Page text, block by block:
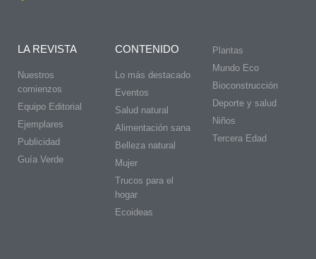
LA REVISTA
Nuestros
comienzos
Equipo Editorial
Ejemplares
Publicidad
Guía Verde
CONTENIDO
Lo más destacado
Eventos
Salud natural
Alimentación sana
Belleza natural
Mujer
Trucos para el
hogar
Ecoideas
Plantas
Mundo Eco
Bioconstrucción
Deporte y salud
Niños
Tercera Edad